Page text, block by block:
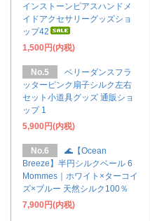
インストーンピアスハンドメ
イドアクセサリーグッズショ
ップ42
1,500円(内税)
No.5
ベリーダンスフラ
ッターピンク扇子シルク左右
セット小道具グッズ 通販ショ
ップ 1
5,900円(内税)
No.6
🌊【Ocean
Breeze】半円シルクベール 6
Mommes｜ホワイト×ターコイ
ズ×ブルー 天然シルク100％
7,900円(内税)